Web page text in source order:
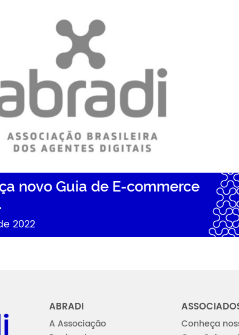
novo Guia de E-commerce
2022
ABRADI
A Associação
Conheça